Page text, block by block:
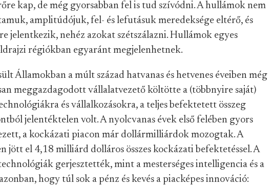
kap, de még gyorsabban fel is tud szívódni. A hullámok nem
amplitúdójuk, fel- és lefutásuk meredeksége eltérő, és
jelentkezik, nehéz azokat szétszálazni. Hullámok egyes
régiókban egyaránt megjelenhetnek.
Államokban a múlt század hatvanas és hetvenes éveiben még
meggazdagodott vállalatvezető költötte a (többnyire saját)
és vállalkozásokra, a teljes befektetett összeg
jelentéktelen volt. A nyolcvanas évek első felében gyors
a kockázati piacon már dollármilliárdok mozogtak. A
jött el 4,18 milliárd dolláros összes kockázati befektetéssel. A
gerjesztették, mint a mesterséges intelligencia és a
hogy túl sok a pénz és kevés a piacképes innováció: